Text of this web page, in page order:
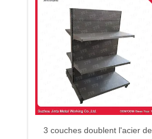
3 couches doublent l'acier de